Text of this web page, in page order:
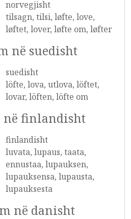
norvegjisht
tilsagn, tilsi, løfte, love,
løftet, lover, løfte om, løfter
në suedisht
suedisht
löfte, lova, utlova, löftet,
lovar, löften, löfte om
finlandisht
finlandisht
luvata, lupaus, taata,
ennustaa, lupauksen,
lupauksensa, lupausta,
lupauksesta
në danisht